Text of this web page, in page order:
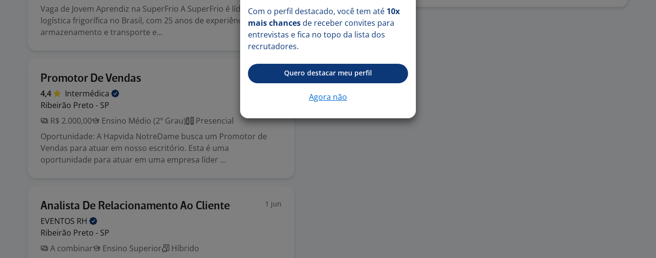
Vaga de Jovem Aprendiz na SuperFrio A SuperFrio é líder na
logística frigorífica no Brasil, com 25 anos de experiência em
armazenamento e transporte e...
Promotor De Vendas
4,4
Intermédica
Ribeirão Preto - SP
R$ 2.000,00
Ensino Médio (2º Grau)
Presencial
Oportunidade: A Hapvida NotreDame busca um Promotor de
Vendas para atuar em nosso escritório. Esta é uma
oportunidade para atuar em uma empresa líder ...
Analista De Relacionamento Ao Cliente 1 jun
EVENTOS RH
Ribeirão Preto - SP
A combinar
Ensino Superior
Híbrido
Com o perfil destacado, você tem até 10x
mais chances de receber convites para
entrevistas e fica no topo da lista dos
recrutadores.
Quero destacar meu perfil
Agora não